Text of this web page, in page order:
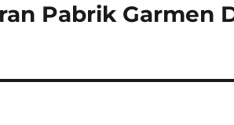
Pabrik Garmen